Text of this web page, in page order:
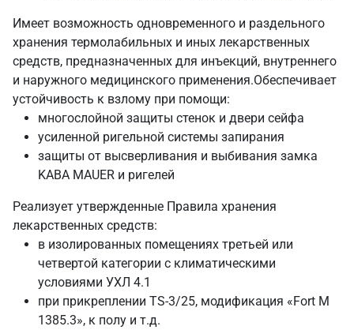
Имеет возможность одновременного и раздельного
хранения термолабильных и иных лекарственных
средств, предназначенных для инъекций, внутреннего
и наружного медицинского применения.Обеспечивает
устойчивость к взлому при помощи:
многослойной защиты стенок и двери сейфа
усиленной ригельной системы запирания
защиты от высверливания и выбивания замка
KABA MAUER и ригелей
Реализует утвержденные Правила хранения
лекарственных средств:
в изолированных помещениях третьей или
четвертой категории с климатическими
условиями УХЛ 4.1
при прикреплении TS-3/25, модификация «Fort М
1385.3», к полу и т.д.